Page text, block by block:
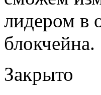
лидером в
блокчейна.
Закрыто